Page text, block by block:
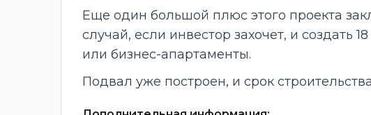
Еще один большой плюс этого проекта
случай, если инвестор захочет, и создать
или бизнес-апартаменты.
Подвал уже построен, и срок